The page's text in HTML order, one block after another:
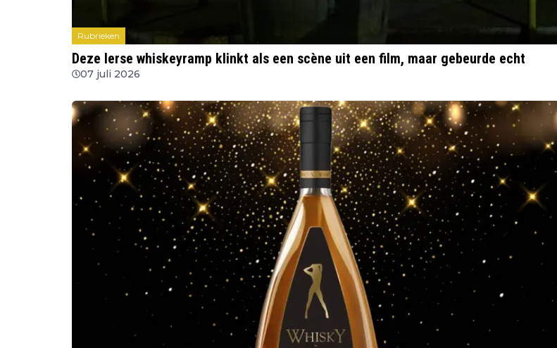
Rubrieken
Deze Ierse whiskeyramp klinkt als een scène uit een film, maar gebeurde echt
07 juli 2026